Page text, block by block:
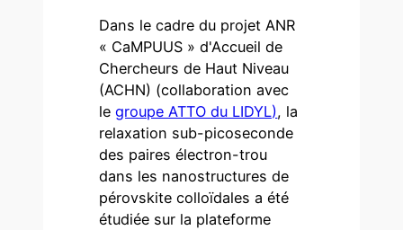
Dans le cadre du projet ANR
« CaMPUUS » d'Accueil de
Chercheurs de Haut Niveau
(ACHN) (collaboration avec
legroupe ATTO du LIDYL), la
relaxation sub-picoseconde
des paires électron-trou
dans les nanostructures de
pérovskite colloïdales a été
étudiée sur la plateforme